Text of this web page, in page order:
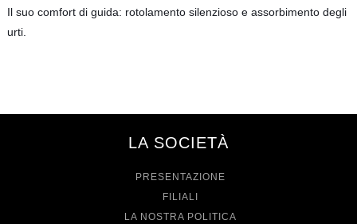
Il suo comfort di guida: rotolamento silenzioso e assorbimento degli
urti.
LA SOCIETÀ
PRESENTAZIONE
FILIALI
LA NOSTRA POLITICA